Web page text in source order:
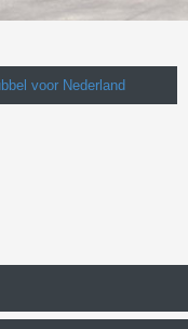
voor Nederland